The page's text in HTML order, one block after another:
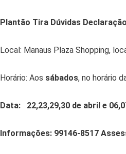
Plantão Tira Dúvidas
Local: Manaus Plaza Shopping,
Horário: Aos sábados, no horário
Data: 22,23,29,30 de abril e
Informações: 99146-8517